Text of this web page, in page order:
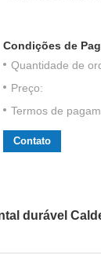
Condições de
Quantidade de
Preço:
Termos de
Contato
durável